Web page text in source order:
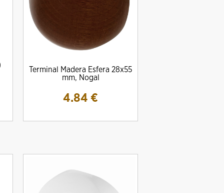
Terminal Madera Esfera 28x55
mm, Nogal
4.84 €